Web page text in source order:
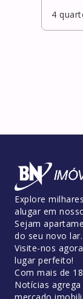
4
Explore
alugar em
Sejam
do seu novo lar.
Visite-nos
lugar perfeito!
Com mais de
Notícias